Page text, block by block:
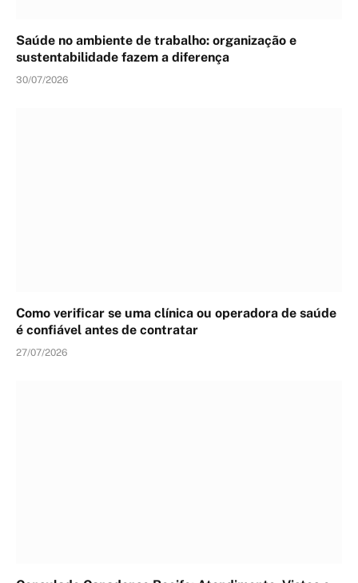
Saúde no ambiente de trabalho: organização e
sustentabilidade fazem a diferença
30/07/2026
Como verificar se uma clínica ou operadora de saúde
é confiável antes de contratar
27/07/2026